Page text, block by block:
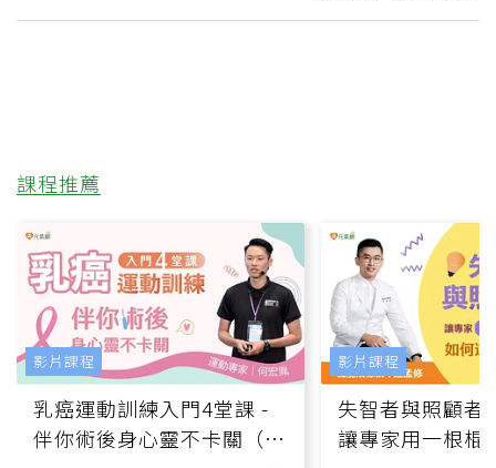
課程推薦
乳癌運動訓練入門4堂課 -
伴你術後身心靈不卡關（線
影片課程
失智者與照顧者
讓專家用一根棍
影片課程